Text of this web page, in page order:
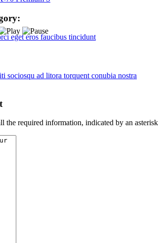
eget eros faucibus tincidunt
sociosqu ad litora torquent conubia nostra
the required information, indicated by an